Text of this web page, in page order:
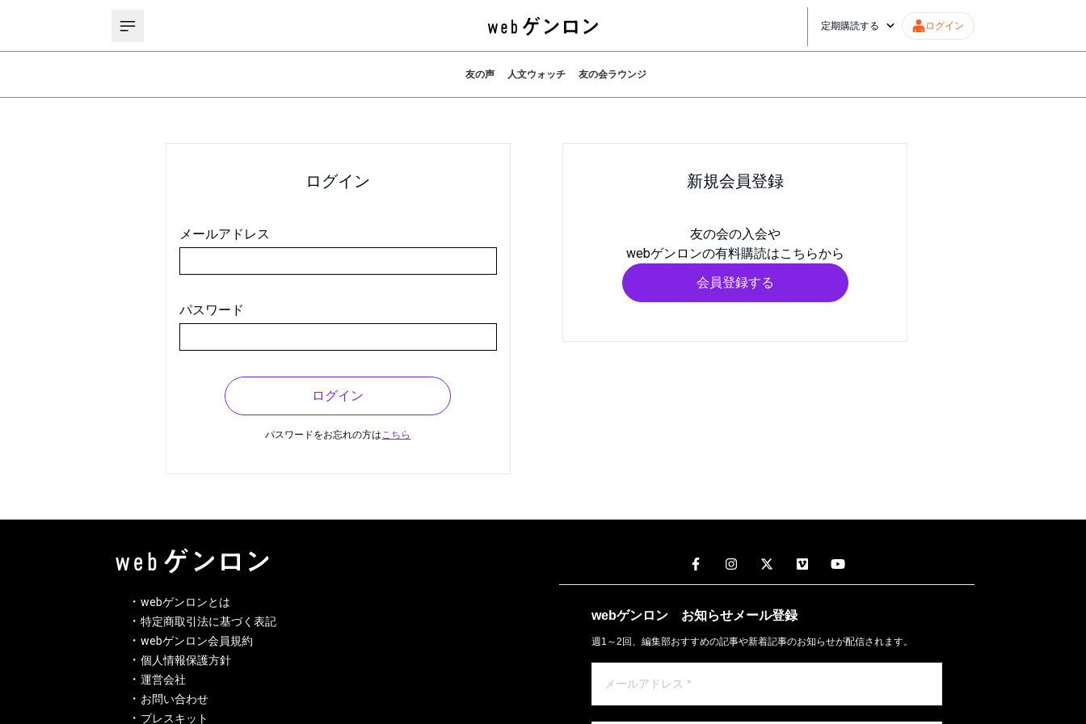
定期購読する ログイン
友の声 人文ウォッチ 友の会ラウンジ
ログイン
メールアドレス
パスワード
ログイン
パスワードをお忘れの方はこちら
新規会員登録
友の会の入会や
webゲンロンの有料購読はこちらから
会員登録する
webゲンロンとは
特定商取引法に基づく表記
webゲンロン会員規約
個人情報保護方針
運営会社
お問い合わせ
プレスキット
webゲンロン お知らせメール登録
週1～2回、編集部おすすめの記事や新着記事のお知らせが配信されます。